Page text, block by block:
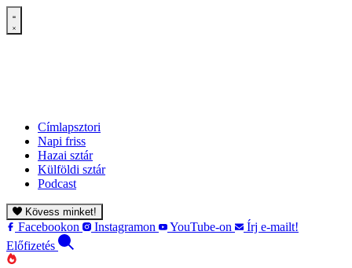
Címlapsztori
Napi friss
Hazai sztár
Külföldi sztár
Podcast
Kövess minket!
Facebookon Instagramon YouTube-on
Írj e-mailt!
Előfizetés